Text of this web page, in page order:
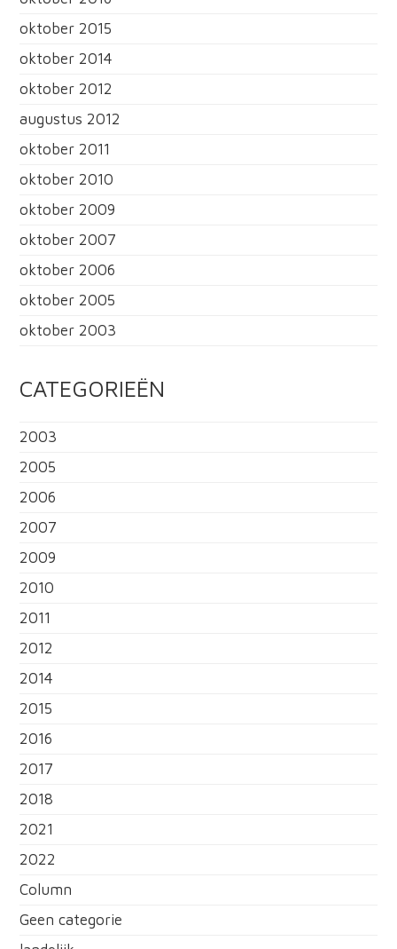
oktober 2015
oktober 2014
oktober 2012
augustus 2012
oktober 2011
oktober 2010
oktober 2009
oktober 2007
oktober 2006
oktober 2005
oktober 2003
CATEGORIEËN
2003
2005
2006
2007
2009
2010
2011
2012
2014
2015
2016
2017
2018
2021
2022
Column
Geen categorie